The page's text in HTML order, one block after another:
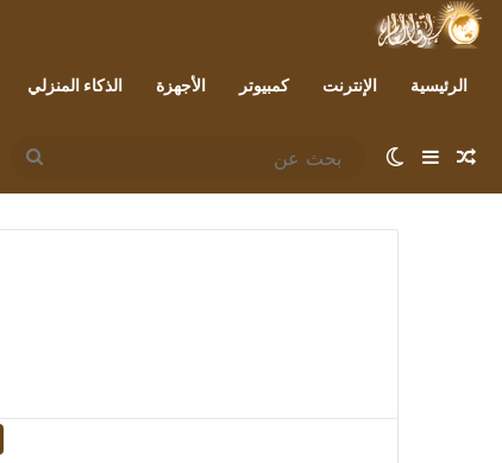
الرئيسية الإنترنت كمبيوتر الأجهزة الذكاء المنزلي
مقال عشوائي
إضافة عمود جانبي
الوضع المظلم
بحث
عن